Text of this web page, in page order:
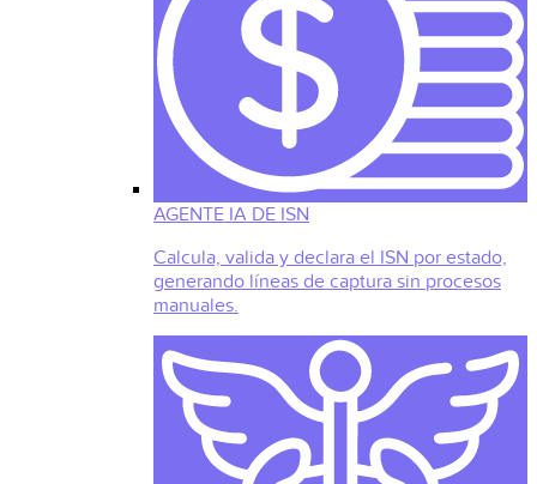
AGENTE IA DE ISN
Calcula, valida y declara el ISN por estado,
generando líneas de captura sin procesos
manuales.